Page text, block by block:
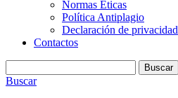
Normas Éticas
Política Antiplagio
Declaración de privacidad
Contactos
Buscar
Buscar